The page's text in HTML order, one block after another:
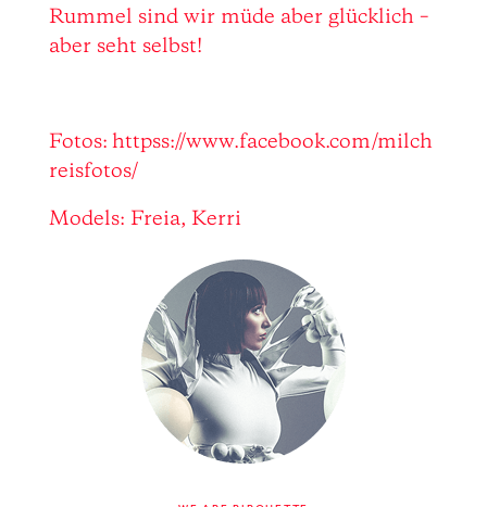
Rummel sind wir müde aber glücklich –
aber seht selbst!
Fotos: httpss://www.facebook.com/milch
reisfotos/
Models: Freia, Kerri